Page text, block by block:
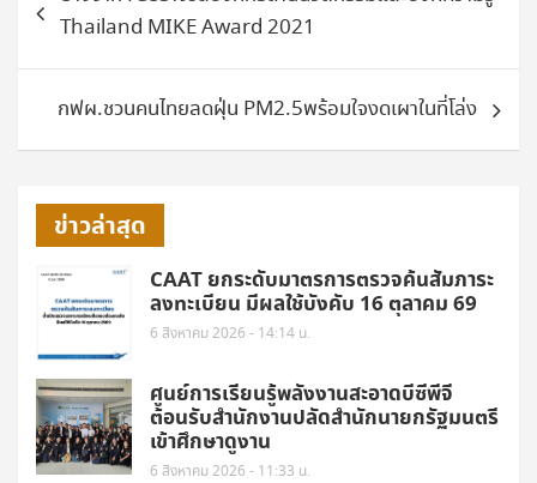
เรื่องThailand MIKE Award 2021
กฟผ.ชวนคนไทยลดฝุ่น PM2.5พร้อมใจงดเผาในที่โล่ง
ข่าวล่าสุด
CAAT ยกระดับมาตรการตรวจค้นสัมภาระ
ลงทะเบียน มีผลใช้บังคับ 16 ตุลาคม 69
6 สิงหาคม 2026 - 14:14 น.
ศูนย์การเรียนรู้พลังงานสะอาดบีซีพีจี
ต้อนรับสำนักงานปลัดสำนักนายกรัฐมนตรี
เข้าศึกษาดูงาน
6 สิงหาคม 2026 - 11:33 น.